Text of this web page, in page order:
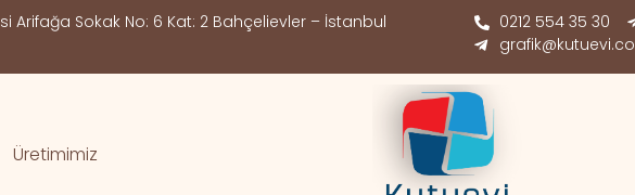
Arifağa Sokak No: 6 Kat: 2 Bahçelievler – İstanbul 0212 554 35 30
Üretimimiz